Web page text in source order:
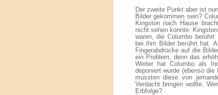
Der zweite Punkt aber ist
Bilder gekommen sein?
Kingston nach Hause
nicht sehen konnte.
waren, die Columbo
bei ihm Bilder berührt hat.
Fingerabdrücke auf die
ein Problem, denn das
Weiter hat Columbo als
deponiert wurde (ebenso
mussten diese von
Verdacht bringen wollte.
Erbfolge?